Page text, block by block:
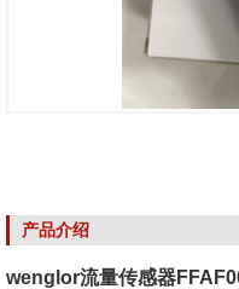
产品介绍
wenglor流量传感器